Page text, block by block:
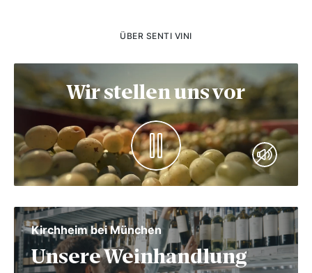
ÜBER SENTI VINI
Wir stellen uns vor
Kirchheim bei München
Unsere Weinhandlung